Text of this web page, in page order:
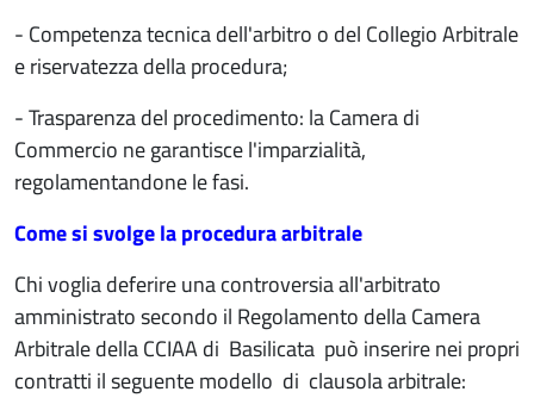
- Competenza tecnica dell'arbitro o del Collegio Arbitrale
e riservatezza della procedura;
- Trasparenza del procedimento: la Camera di
Commercio ne garantisce l'imparzialità,
regolamentandone le fasi.
Come si svolge la procedura arbitrale
Chi voglia deferire una controversia all'arbitrato
amministrato secondo il Regolamento della Camera
Arbitrale della CCIAA di Basilicata può inserire nei propri
contratti il seguente modello di clausola arbitrale: